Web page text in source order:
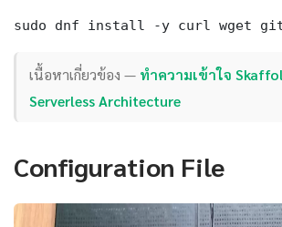
sudo dnf install -y curl wget
เนื้อหาเกี่ยวข้อง — ทำความเข้าใจ
Serverless Architecture
Configuration File